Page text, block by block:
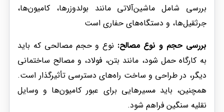
بررسی شامل ماشین‌آلاتی مانند بولدوزرها، کامیون‌ها،
جرثقیل‌ها، و دستگاه‌های حفاری است
بررسی حجم و نوع مصالح: نوع و حجم مصالحی که باید
به کارگاه حمل شود، مانند بتن، فولاد، و مصالح ساختمانی
دیگر، در طراحی و ساخت راه‌های دسترسی تأثیرگذار است.
همچنین، باید مسیرهایی برای عبور کامیون‌ها و وسایل
نقلیه سنگین فراهم شود.